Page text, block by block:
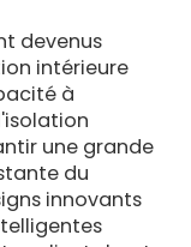
devenus
intérieure
à
une grande
du
innovants